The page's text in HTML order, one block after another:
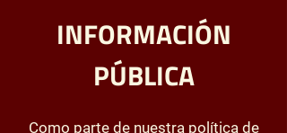
INFORMACIÓN
PÚBLICA
Como parte de nuestra política de